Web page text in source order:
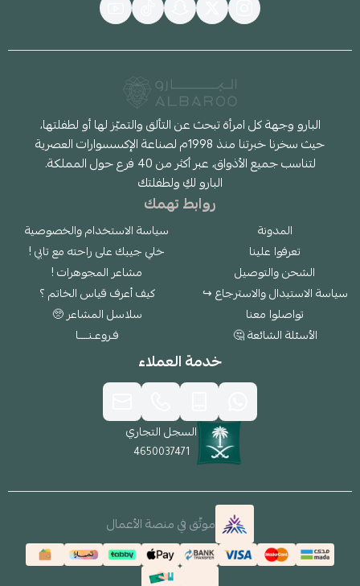
البارو وجهة كل امرأة تبحث عن التألق والتميّز لها أو لطفلتها،
حيث سخرنا خبرتنا منذ 1998م لصناعة الإكسسوارات العصرية
لتناسب جميع الأذواق، عبر أكثر من 40 فرع حول المملكة.
البارو لكِ ولطفلتك
روابط تهمك
المدونة
تعرفوا علينا
الشحن والتوصيل
سياسة الاستبدال والاسترجاع ↪
تواصلوا معنا
الأسئلة الشائعة 🤔
سياسة الاستخدام والخصوصية
خلي جيبك على راحته مع تابي !
مشاعر المجوهرات !
كيف أعرف قياس الخاتم ؟
سلاسل المشاعر 🥺
فـروعـنــــا
خدمة العملاء
السجل التجاري
4650037471
موثّق في منصة الأعمال